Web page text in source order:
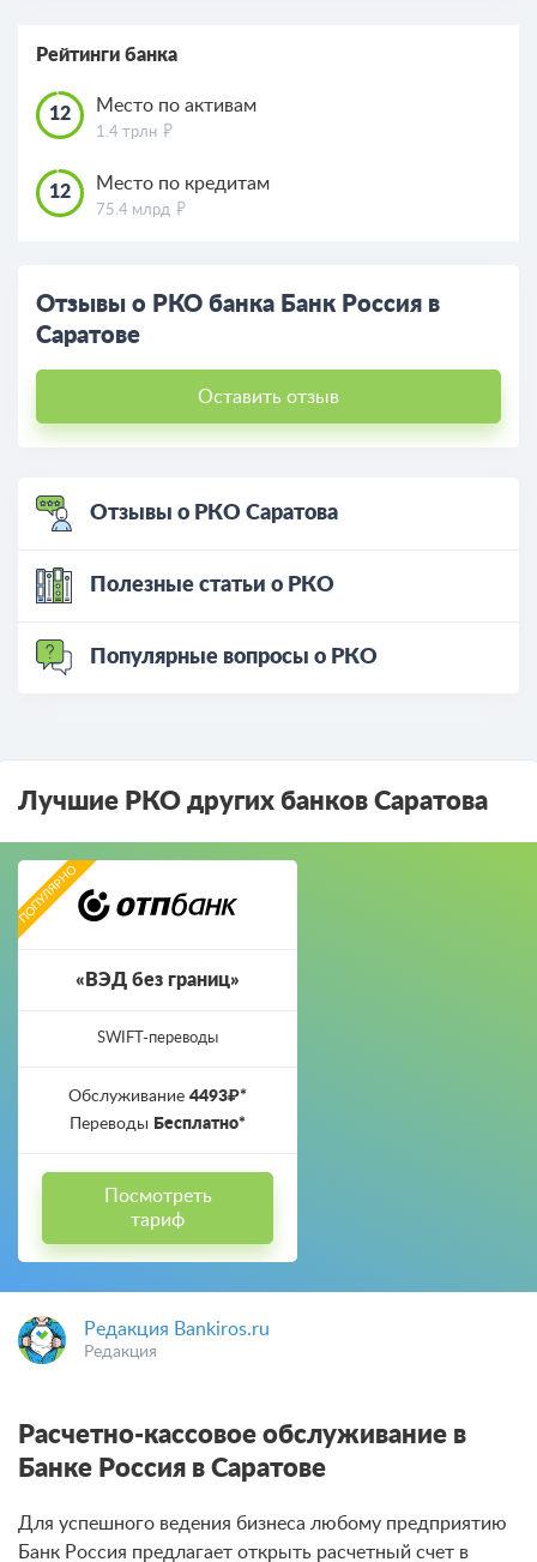
Рейтинги банка
12 Место по активам
1.4 трлн
12 Место по кредитам
75.4 млрд
Отзывы о РКО банка Банк Россия в
Саратове
Оставить отзыв
Отзывы о РКО Саратова
Полезные статьи о РКО
Популярные вопросы о РКО
Лучшие РКО других банков Саратова
«ВЭД без границ»
SWIFT-переводы
Обслуживание 4493₽*
Переводы Бесплатно*
Посмотреть
тариф
Редакция Bankiros.ru
Редакция
Расчетно-кассовое обслуживание в
Банке Россия в Саратове
Для успешного ведения бизнеса любому предприятию
Банк Россия предлагает открыть расчетный счет в